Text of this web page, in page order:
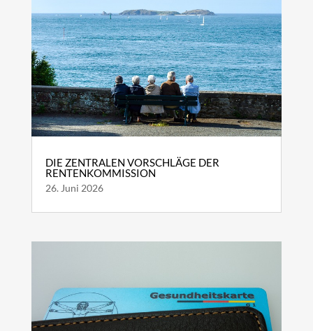
DIE ZENTRALEN VORSCHLÄGE DER
RENTENKOMMISSION
26. Juni 2026